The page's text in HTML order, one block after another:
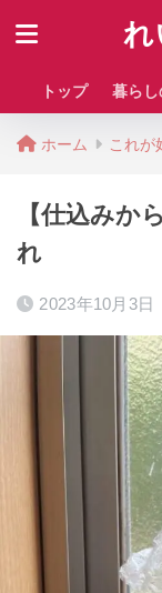
れ
トップ 暮らし
ホーム これが
【仕込みか
れ
2023年10月3日